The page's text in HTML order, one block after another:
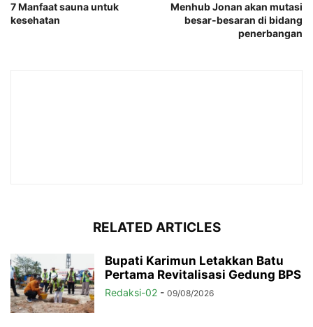
7 Manfaat sauna untuk
kesehatan
Menhub Jonan akan mutasi
besar-besaran di bidang
penerbangan
RELATED ARTICLES
Bupati Karimun Letakkan Batu
Pertama Revitalisasi Gedung BPS
Redaksi-02 - 09/08/2026